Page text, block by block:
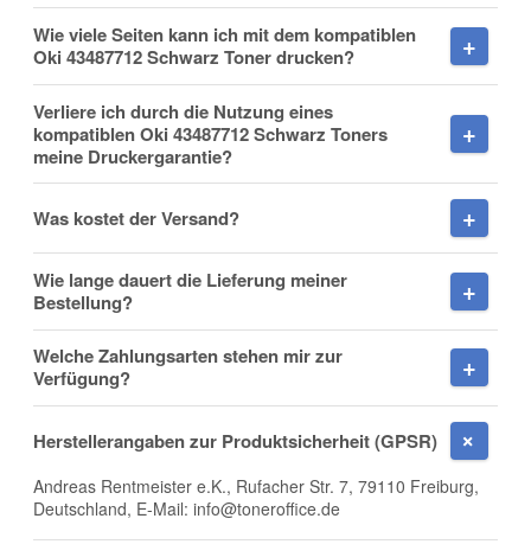
Firma
E-Mail
Telefon
Mobiltelefon
Wie viele Seiten kann ich mit dem kompatiblen
Oki 43487712 Schwarz Toner drucken?
Verliere ich durch die Nutzung eines
kompatiblen Oki 43487712 Schwarz Toners
meine Druckergarantie?
Was kostet der Versand?
Wie lange dauert die Lieferung meiner
Bestellung?
Welche Zahlungsarten stehen mir zur
Verfügung?
Herstellerangaben zur Produktsicherheit (GPSR)
Andreas Rentmeister e.K., Rufacher Str. 7, 79110 Freiburg,
Deutschland, E-Mail: info@toneroffice.de